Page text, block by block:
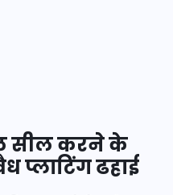
सील करने के
प्लाटिंग ढहाई